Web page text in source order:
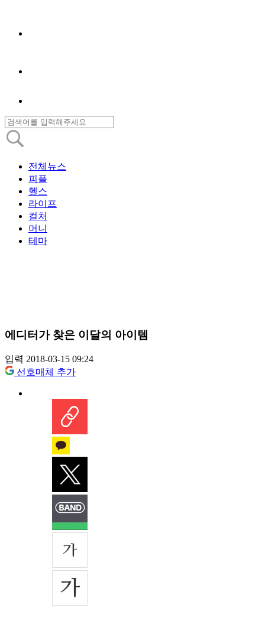
전체뉴스
피플
헬스
라이프
컬처
머니
테마
에디터가 찾은 이달의 아이템
입력 2018-03-15 09:24
선호매체 추가